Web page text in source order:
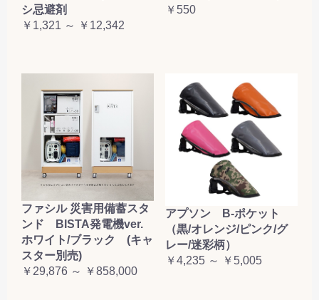
シ忌避剤
￥1,321 ～ ￥12,342
￥550
ファシル 災害用備蓄スタ
ンド BISTA発電機ver.
ホワイト/ブラック (キャ
スター別売)
￥29,876 ～ ￥858,000
アプソン B-ポケット
（黒/オレンジ/ピンク/グ
レー/迷彩柄）
￥4,235 ～ ￥5,005